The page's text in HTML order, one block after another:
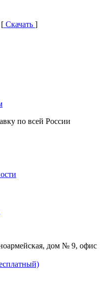
[ Скачать ]
по всей России
дом № 9, офис